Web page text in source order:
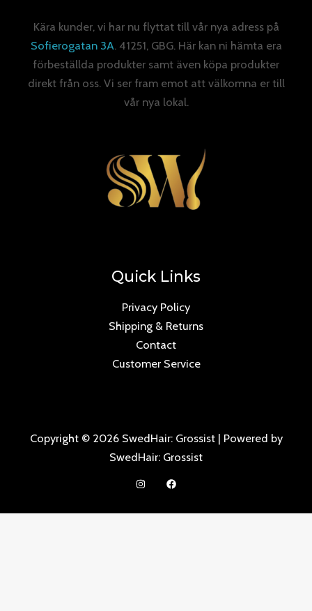
Kära kunder, vi har nu flyttat till vår nya adress på
Sofierogatan 3A. 41251, GBG. Här kan ni hämta era
förbeställda produkter samt även köpa produkter
direkt från oss. Vi ser fram emot att välkomna er till
vår nya lokal.
Quick Links
Privacy Policy
Shipping & Returns
Contact
Customer Service
Copyright © 2026 SwedHair: Grossist | Powered by
SwedHair: Grossist